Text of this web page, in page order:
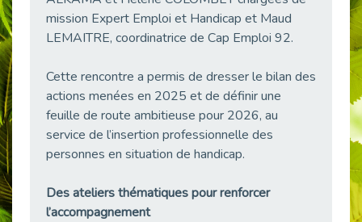
CAP EMPLOI 92 : L’inclusion portée à son sommet, bien au-delà des quotas
Publié le 04/05/2026
Le taux d’emploi direct dans la fonction publique dépasse 6 % en 2025
Publié le 04/05/2026
L'alternance : un tremplin vers l'emploi aussi pour les personnes en situation de handicap
Publié le 01/05/2026
Témoignage : Le parcours de Marc, 44 ans
Publié le 30/04/2026
mission Expert Emploi et Handicap et Maud
LEMAITRE, coordinatrice de Cap Emploi 92.
Cette rencontre a permis de dresser le bilan des
actions menées en 2025 et de définir une
feuille de route ambitieuse pour 2026, au
service de l’insertion professionnelle des
personnes en situation de handicap.
Des ateliers thématiques pour renforcer
l’accompagnement